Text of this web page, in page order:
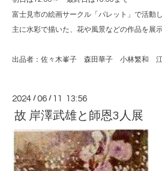
富士見市の絵画サークル「パレット」で活動
主に水彩で描いた、花や風景などの作品を展示
出品者：佐々木峯子 森田華子 小林繁和
2024 /06 / 11 13:56
故 岸澤武雄と師恩3人展